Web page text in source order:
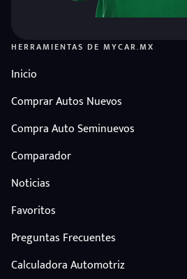
HERRAMIENTAS DE MYCAR.MX
Inicio
Comprar Autos Nuevos
Compra Auto Seminuevos
Comparador
Noticias
Favoritos
Preguntas Frecuentes
Calculadora Automotriz